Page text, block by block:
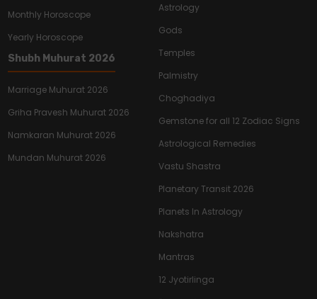
Monthly Horoscope
Yearly Horoscope
Shubh Muhurat 2026
Marriage Muhurat 2026
Griha Pravesh Muhurat 2026
Namkaran Muhurat 2026
Mundan Muhurat 2026
Astrology
Gods
Temples
Palmistry
Choghadiya
Gemstone for all 12 Zodiac Signs
Astrological Remedies
Vastu Shastra
Planetary Transit 2026
Planets In Astrology
Nakshatra
Mantras
12 Jyotirlinga